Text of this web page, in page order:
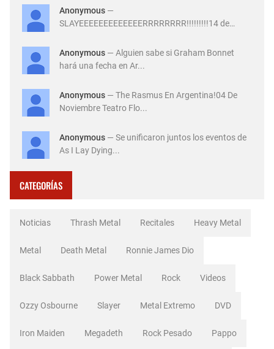
Anonymous —
SLAYEEEEEEEEEEEEERRRRRRRR!!!!!!!!!14 de
Anonymous — Alguien sabe si Graham Bonnet
hará una fecha en Ar...
Anonymous — The Rasmus En Argentina!04 De
Noviembre Teatro Flo...
Anonymous — Se unificaron juntos los eventos de
As I Lay Dying...
CATEGORÍAS
Noticias Thrash Metal Recitales Heavy Metal
Metal Death Metal Ronnie James Dio
Black Sabbath Power Metal Rock Videos
Ozzy Osbourne Slayer Metal Extremo DVD
Iron Maiden Megadeth Rock Pesado Pappo